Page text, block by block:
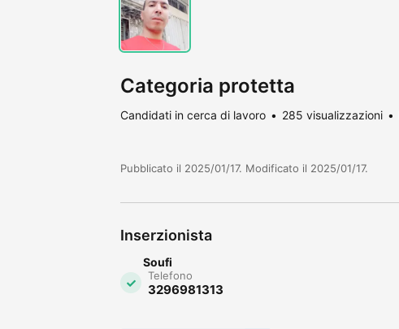
Categoria protetta
Candidati in cerca di lavoro 285 visualizzazioni
Pubblicato il 2025/01/17. Modificato il 2025/01/17.
Inserzionista
Soufi
Telefono
3296981313